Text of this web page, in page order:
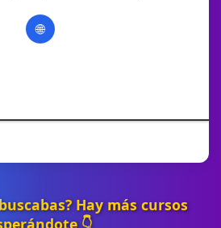
🌐
Hay más cursos
👇